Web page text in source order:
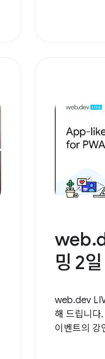
밍 2
web.dev
해 드립니
이벤트의 강